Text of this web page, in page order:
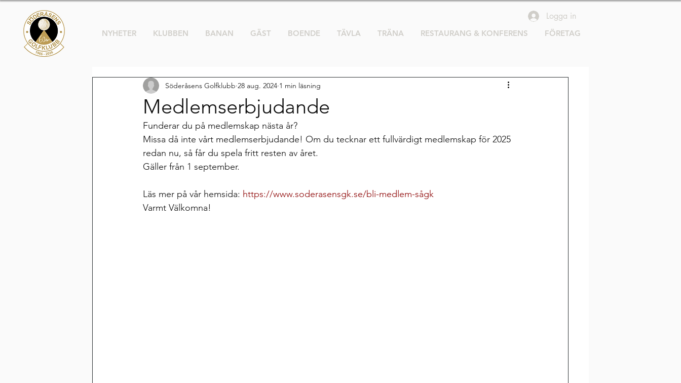
NYHETER KLUBBEN BANAN GÄST BOENDE TÄVLA TRÄNA RESTAURANG & KONFERENS FÖRETAG
Logga in
Medlemserbjudande
Söderåsens Golfklubb 28 aug. 2024 1 min läsning
Funderar du på medlemskap nästa år?
Missa då inte vårt medlemserbjudande! Om du tecknar ett fullvärdigt medlemskap för 2025
redan nu, så får du spela fritt resten av året.
Gäller från 1 september.
Läs mer på vår hemsida: https://www.soderasensgk.se/bli-medlem-sågk
Varmt Välkomna!